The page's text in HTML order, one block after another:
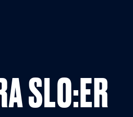
SLO:ER